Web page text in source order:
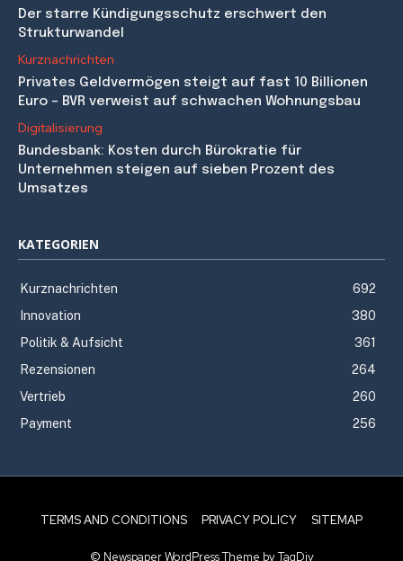
Der starre Kündigungsschutz erschwert den
Strukturwandel
Kurznachrichten
Privates Geldvermögen steigt auf fast 10 Billionen
Euro – BVR verweist auf schwachen Wohnungsbau
Digitalisierung
Bundesbank: Kosten durch Bürokratie für
Unternehmen steigen auf sieben Prozent des
Umsatzes
KATEGORIEN
Kurznachrichten
692
Innovation
380
Politik & Aufsicht
361
Rezensionen
264
Vertrieb
260
Payment
256
TERMS AND CONDITIONS PRIVACY POLICY SITEMAP
© Newspaper WordPress Theme by TagDiv